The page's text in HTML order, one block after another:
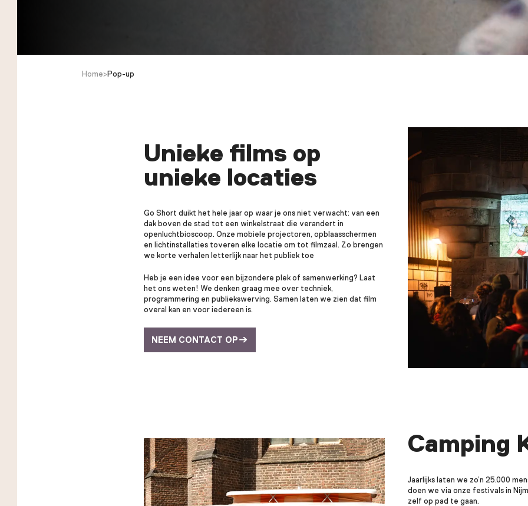
Home>Pop-up
Unieke films op
unieke locaties
Go Short duikt het hele jaar op waar je ons niet verwacht: van een
dak boven de stad tot een winkelstraat die verandert in
openluchtbioscoop. Onze mobiele projectoren, opblaasschermen
en lichtinstallaties toveren elke locatie om tot filmzaal. Zo brengen
we korte verhalen letterlijk naar het publiek toe
Heb je een idee voor een bijzondere plek of samenwerking? Laat
het ons weten! We denken graag mee over techniek,
programmering en publiekswerving. Samen laten we zien dat film
overal kan en voor iedereen is.
NEEM CONTACT OP
Camping
Jaarlijks laten we zo’n 25.000
doen we via onze festivals in
zelf op pad te gaan.